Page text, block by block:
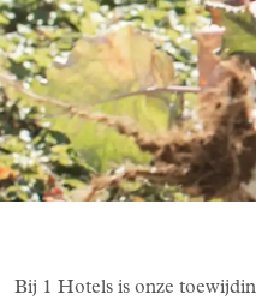
Bij 1 Hotels is onze